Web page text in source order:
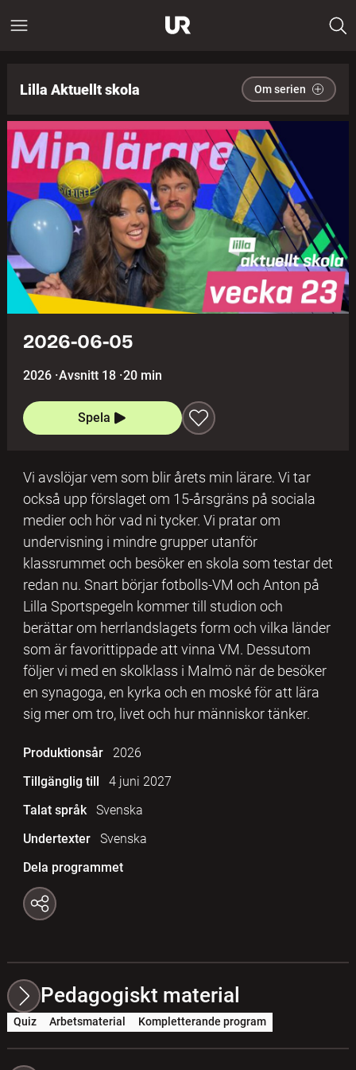
Lilla Aktuellt skola Om serien
2026-06-05
2026 ·Avsnitt 18 ·20 min
Spela
Vi avslöjar vem som blir årets min lärare. Vi tar
också upp förslaget om 15-årsgräns på sociala
medier och hör vad ni tycker. Vi pratar om
undervisning i mindre grupper utanför
klassrummet och besöker en skola som testar det
redan nu. Snart börjar fotbolls-VM och Anton på
Lilla Sportspegeln kommer till studion och
berättar om herrlandslagets form och vilka länder
som är favorittippade att vinna VM. Dessutom
följer vi med en skolklass i Malmö när de besöker
en synagoga, en kyrka och en moské för att lära
sig mer om tro, livet och hur människor tänker.
Produktionsår
2026
Tillgänglig till
4 juni 2027
Talat språk
Svenska
Undertexter
Svenska
Dela programmet
Pedagogiskt material
Quiz Arbetsmaterial Kompletterande program